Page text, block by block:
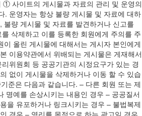
① 사이트의 게시물과 자료의 관리 및 운영의
. 운영자는 항상 불량 게시물 및 자료에 대하
불량 게시물 및 자료를 발견하거나 신고를
삭제하고 이를 등록한 회원에게 주의를 주
이 올린 게시물에 대해서는 게시자 본인에게
이용약관에서 위배되는 게시물은 게재해서
위원회 등 공공기관의 시정요구가 있는 경
없이 게시물을 삭제하거나 이동 할 수 있습
준은 다음과 같습니다. – 다른 회원 또는 제
명예를 손상시키는 내용인 경우 – 공공질서
을 유포하거나 링크시키는 경우 – 불법복제
경우 – 영리를 목적으로 하는 광고일 경우